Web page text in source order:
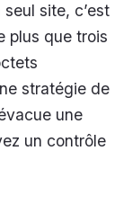
site, c’est
plus que trois
stratégie de
une
un contrôle